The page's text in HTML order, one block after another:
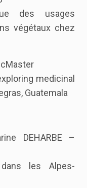
des usages
végétaux chez
medicinal
Guatemala
DEHARBE –
les Alpes-